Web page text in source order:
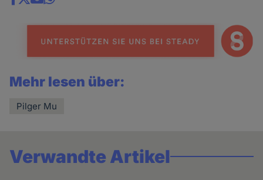
Share
news
Mehr lesen über:
Pilger Mu
Verwandte Artikel